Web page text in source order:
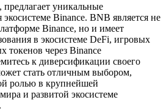
уникальные
Binance. BNB является не
Binance, но и имеет
в экосистеме DeFi, игровых
токенов через Binance
к диверсификации своего
стать отличным выбором,
ролью в крупнейшей
и развитой экосистеме